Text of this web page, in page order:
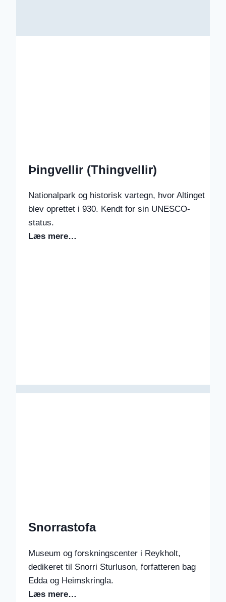
Þingvellir (Thingvellir)
Nationalpark og historisk vartegn, hvor Altinget
blev oprettet i 930. Kendt for sin UNESCO-
status.
Læs mere…
Snorrastofa
Museum og forskningscenter i Reykholt,
dedikeret til Snorri Sturluson, forfatteren bag
Edda og Heimskringla.
Læs mere…